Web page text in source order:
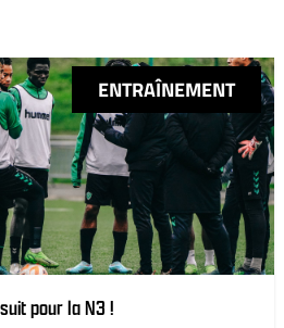
ENTRAÎNEMENT
pour la N3 !